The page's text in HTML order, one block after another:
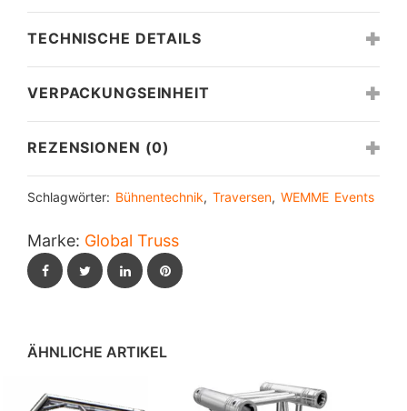
TECHNISCHE DETAILS
VERPACKUNGSEINHEIT
REZENSIONEN (0)
Schlagwörter: Bühnentechnik, Traversen, WEMME Events
Marke: Global Truss
FacebookTwitterLinkedInPinterest
ÄHNLICHE ARTIKEL